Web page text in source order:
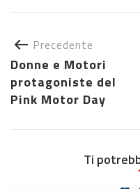
Precedente
Donne e Motori
protagoniste del
Pink Motor Day
Ti